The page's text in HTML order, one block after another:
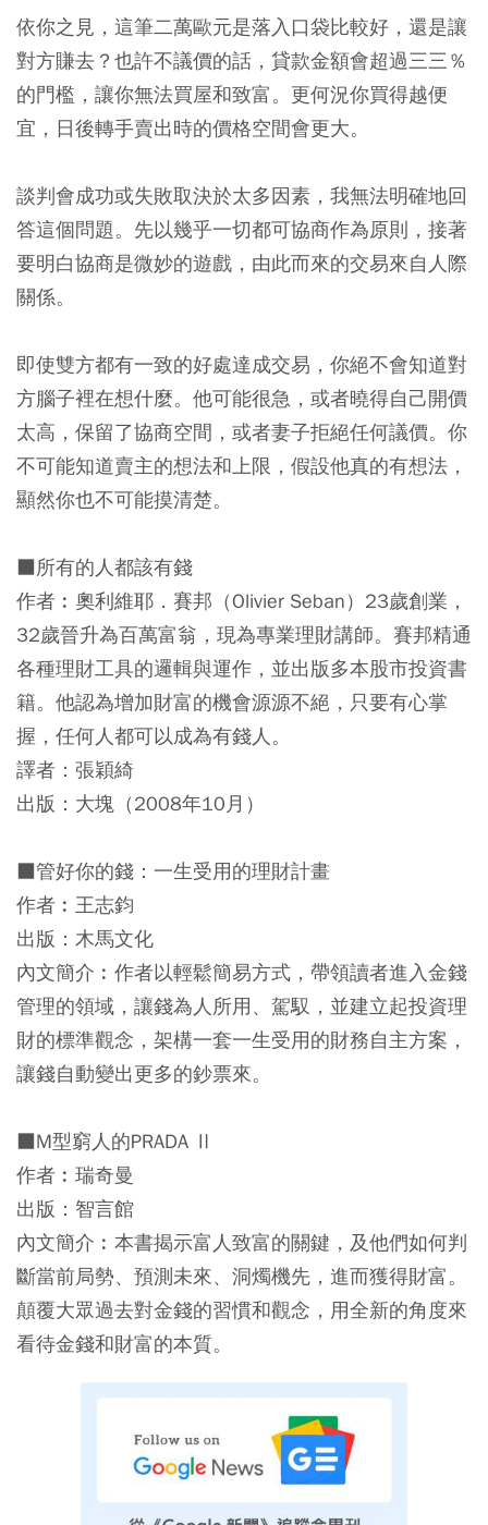
依你之見，這筆二萬歐元是落入口袋比較好，還是讓
對方賺去？也許不議價的話，貸款金額會超過三三％
的門檻，讓你無法買屋和致富。更何況你買得越便
宜，日後轉手賣出時的價格空間會更大。
談判會成功或失敗取決於太多因素，我無法明確地回
答這個問題。先以幾乎一切都可協商作為原則，接著
要明白協商是微妙的遊戲，由此而來的交易來自人際
關係。
即使雙方都有一致的好處達成交易，你絕不會知道對
方腦子裡在想什麼。他可能很急，或者曉得自己開價
太高，保留了協商空間，或者妻子拒絕任何議價。你
不可能知道賣主的想法和上限，假設他真的有想法，
顯然你也不可能摸清楚。
■所有的人都該有錢
作者︰奧利維耶．賽邦（Olivier Seban）23歲創業，
32歲晉升為百萬富翁，現為專業理財講師。賽邦精通
各種理財工具的邏輯與運作，並出版多本股市投資書
籍。他認為增加財富的機會源源不絕，只要有心掌
握，任何人都可以成為有錢人。
譯者：張穎綺
出版：大塊（2008年10月）
■管好你的錢：一生受用的理財計畫
作者︰王志鈞
出版：木馬文化
內文簡介︰作者以輕鬆簡易方式，帶領讀者進入金錢
管理的領域，讓錢為人所用、駕馭，並建立起投資理
財的標準觀念，架構一套一生受用的財務自主方案，
讓錢自動變出更多的鈔票來。
■M型窮人的PRADA Ⅱ
作者︰瑞奇曼
出版：智言館
內文簡介︰本書揭示富人致富的關鍵，及他們如何判
斷當前局勢、預測未來、洞燭機先，進而獲得財富。
顛覆大眾過去對金錢的習慣和觀念，用全新的角度來
看待金錢和財富的本質。